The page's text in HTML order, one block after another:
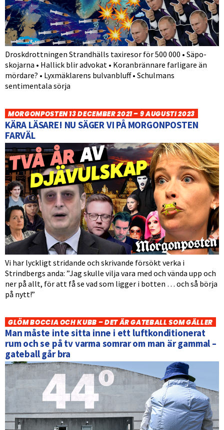
Droskdrottningen Strandhälls taxiresor för 500 000 • Säpo-
skojarna • Hallick blir advokat • Koranbrännare farligare än
mördare? • Lyxmäklarens bulvanbluff • Schulmans
sentimentala sörja
MORGONPOSTEN 13 DECEMBER 2021 – 9 AUGUSTI 2023
KÄRA LÄSARE! NU SÄGER VI PÅ MORGONPOSTEN
FARVÄL
Vi har lyckligt stridande och skrivande försökt verka i
Strindbergs anda: ”Jag skulle vilja vara med och vända upp och
ner på allt, för att få se vad som ligger i botten … och så börja
på nytt!”
GLÖM BOCCIA OCH KUBB – DET ÄR GATEBALL SOM GÄLLER
Man måste inte sitta inne i ett luftkonditionerat
rum och se på tv varma somrar om man är gammal –
gateball går bra